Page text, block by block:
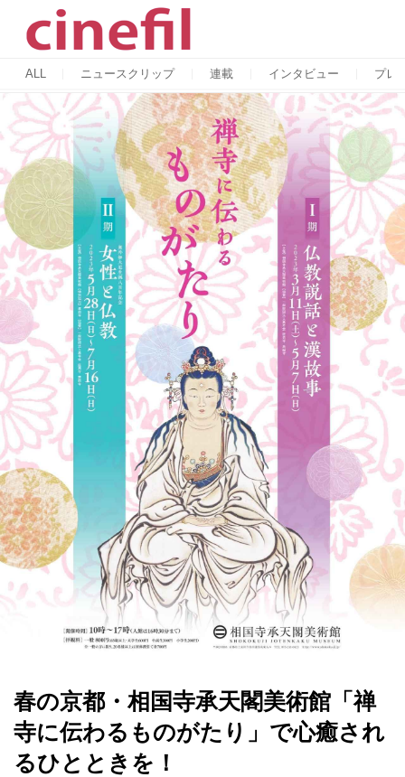
ALL ニュースクリップ 連載 インタビュー プレ
春の京都・相国寺承天閣美術館「禅
寺に伝わるものがたり」で心癒され
るひとときを！